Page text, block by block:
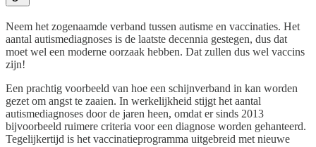
Neem het zogenaamde verband tussen autisme en vaccinaties. Het
aantal autismediagnoses is de laatste decennia gestegen, dus dat
moet wel een moderne oorzaak hebben. Dat zullen dus wel vaccins
zijn!
Een prachtig voorbeeld van hoe een schijnverband in kan worden
gezet om angst te zaaien. In werkelijkheid stijgt het aantal
autismediagnoses door de jaren heen, omdat er sinds 2013
bijvoorbeeld ruimere criteria voor een diagnose worden gehanteerd.
Tegelijkertijd is het vaccinatieprogramma uitgebreid met nieuwe